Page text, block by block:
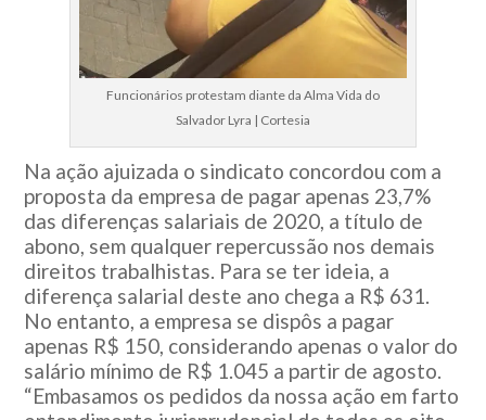
Funcionários protestam diante da Alma Vida do
Salvador Lyra | Cortesia
Na ação ajuizada o sindicato concordou com a
proposta da empresa de pagar apenas 23,7%
das diferenças salariais de 2020, a título de
abono, sem qualquer repercussão nos demais
direitos trabalhistas. Para se ter ideia, a
diferença salarial deste ano chega a R$ 631.
No entanto, a empresa se dispôs a pagar
apenas R$ 150, considerando apenas o valor do
salário mínimo de R$ 1.045 a partir de agosto.
“Embasamos os pedidos da nossa ação em farto